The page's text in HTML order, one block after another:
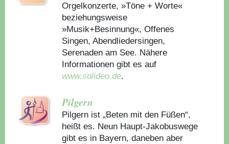
Orgelkonzerte, »Töne + Worte«
beziehungsweise
»Musik+Besinnung«, Offenes
Singen, Abendliedersingen,
Serenaden am See. Nähere
Informationen gibt es auf
www.solideo.de.
Pilgern
Pilgern ist „Beten mit den Füßen“,
heißt es. Neun Haupt-Jakobuswege
gibt es in Bayern, daneben aber